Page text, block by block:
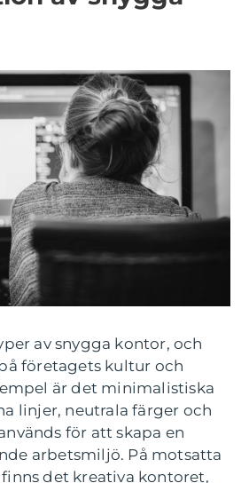
av snygga kontor, och
företagets kultur och
är det minimalistiska
linjer, neutrala färger och
för att skapa en
arbetsmiljö. På motsatta
finns det kreativa kontoret,